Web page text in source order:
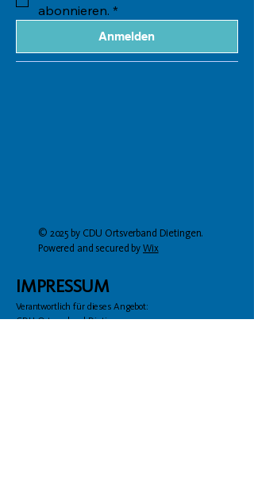
abonnieren. *
Anmelden
© 2025 by CDU Ortsverband Dietingen.
Powered and secured byWix
IMPRESSUM
Verantwortlich für dieses Angebot:
CDU Ortsverband Dietingen